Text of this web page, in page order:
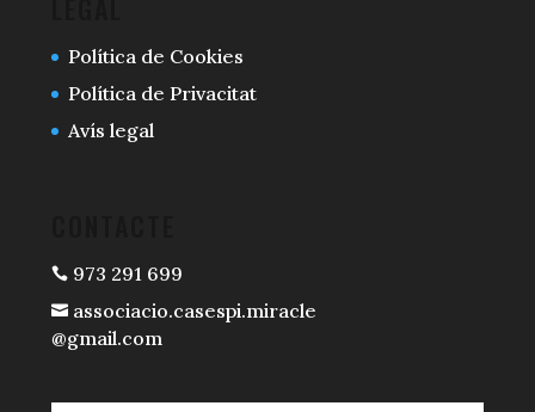
Política de Cookies
Política de Privacitat
Avís legal
973 291 699
associacio.casespi.miracle
@gmail.com